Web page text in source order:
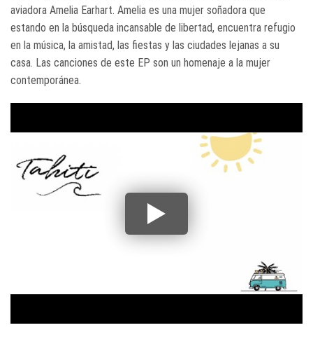
aviadora Amelia Earhart. Amelia es una mujer soñadora que
estando en la búsqueda incansable de libertad, encuentra refugio
en la música, la amistad, las fiestas y las ciudades lejanas a su
casa. Las canciones de este EP son un homenaje a la mujer
contemporánea.